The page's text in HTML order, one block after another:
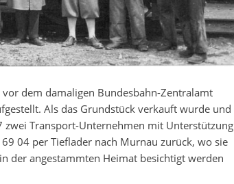
dem damaligen Bundesbahn-Zentralamt
Als das Grundstück verkauft wurde und
Transport-Unternehmen mit Unterstützung
04 per Tieflader nach Murnau zurück, wo sie
der angestammten Heimat besichtigt werden